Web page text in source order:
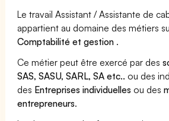
Le travail Assistant / Assistante de
appartient au domaine des métiers
Comptabilité et gestion .
Ce métier peut être exercé par des
SAS, SASU, SARL, SA etc.. ou des
des Entreprises individuelles ou des
entrepreneurs.